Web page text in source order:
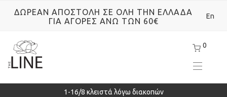
0
ΔΩΡΕΑΝ ΑΠΟΣΤΟΛΗ ΣΕ ΟΛΗ ΤΗΝ ΕΛΛΑΔΑ
ΓΙΑ ΑΓΟΡΕΣ ΑΝΩ ΤΩΝ 60€
En
1-16/8 κλειστά λόγω διακοπών